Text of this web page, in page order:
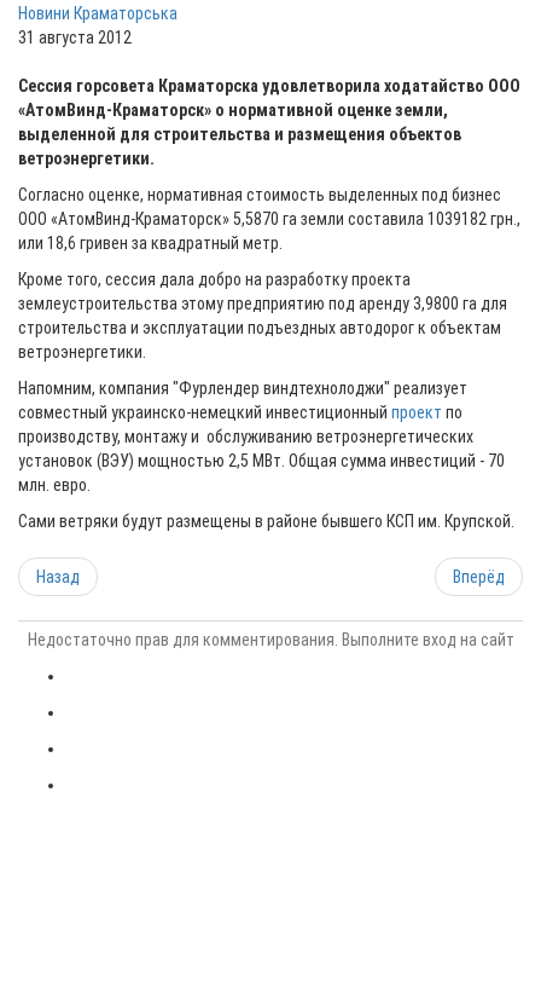
Новини Краматорська
31 августа 2012
Сессия горсовета Краматорска удовлетворила ходатайство ООО
«АтомВинд-Краматорск» о нормативной оценке земли,
выделенной для строительства и размещения объектов
ветроэнергетики.
Согласно оценке, нормативная стоимость выделенных под бизнес
ООО «АтомВинд-Краматорск» 5,5870 га земли составила 1039182 грн.,
или 18,6 гривен за квадратный метр.
Кроме того, сессия дала добро на разработку проекта
землеустроительства этому предприятию под аренду 3,9800 га для
строительства и эксплуатации подъездных автодорог к объектам
ветроэнергетики.
Напомним, компания "Фурлендер виндтехнолоджи" реализует
совместный украинско-немецкий инвестиционный проект по
производству, монтажу и обслуживанию ветроэнергетических
установок (ВЭУ) мощностью 2,5 МВт. Общая сумма инвестиций - 70
млн. евро.
Сами ветряки будут размещены в районе бывшего КСП им. Крупской.
Назад Вперёд
Недостаточно прав для комментирования. Выполните вход на сайт